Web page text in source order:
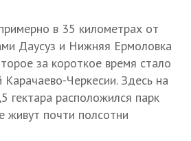
в 35 километрах от
Даусуз и Нижняя Ермоловка
за короткое время стало
Карачаево-Черкесии. Здесь на
гектара расположился парк
живут почти полсотни